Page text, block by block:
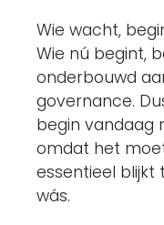
Wie wacht,
Wie nú begint,
onderbouwd
governance.
begin vandaag
omdat het
essentieel blijkt
wás.